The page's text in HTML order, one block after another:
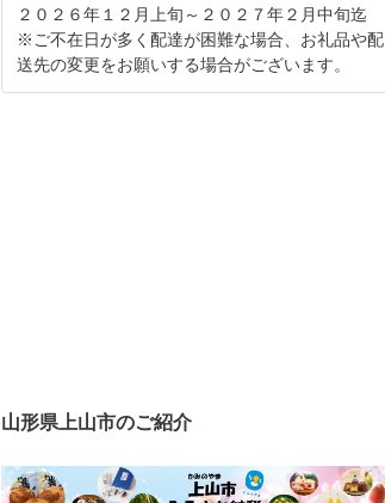
２０２６年１２月上旬～２０２７年２月中旬迄
※ご不在日が多く配達が困難な場合、お礼品や配
送先の変更をお願いする場合がございます。
山形県上山市のご紹介